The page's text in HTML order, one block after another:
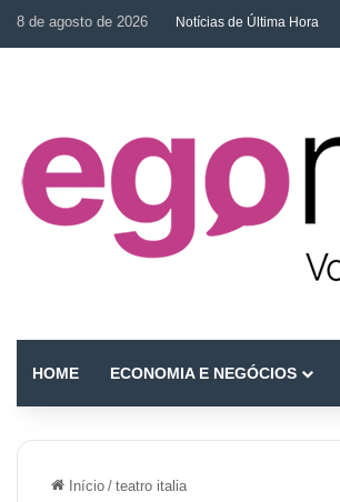
8 de agosto de 2026 Notícias de Última Hora
HOME ECONOMIA E NEGÓCIOS
Início / teatro italia